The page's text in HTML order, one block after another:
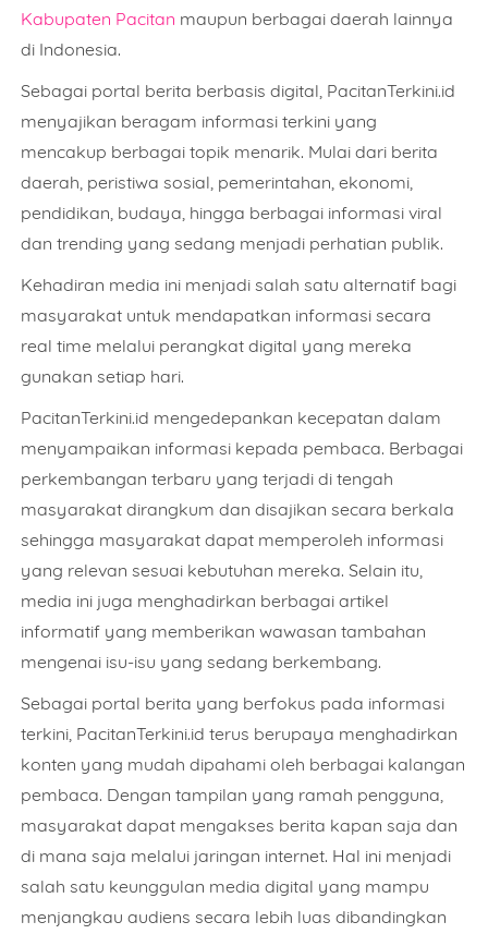
Kabupaten Pacitan maupun berbagai daerah lainnya
di Indonesia.
Sebagai portal berita berbasis digital, PacitanTerkini.id
menyajikan beragam informasi terkini yang
mencakup berbagai topik menarik. Mulai dari berita
daerah, peristiwa sosial, pemerintahan, ekonomi,
pendidikan, budaya, hingga berbagai informasi viral
dan trending yang sedang menjadi perhatian publik.
Kehadiran media ini menjadi salah satu alternatif bagi
masyarakat untuk mendapatkan informasi secara
real time melalui perangkat digital yang mereka
gunakan setiap hari.
PacitanTerkini.id mengedepankan kecepatan dalam
menyampaikan informasi kepada pembaca. Berbagai
perkembangan terbaru yang terjadi di tengah
masyarakat dirangkum dan disajikan secara berkala
sehingga masyarakat dapat memperoleh informasi
yang relevan sesuai kebutuhan mereka. Selain itu,
media ini juga menghadirkan berbagai artikel
informatif yang memberikan wawasan tambahan
mengenai isu-isu yang sedang berkembang.
Sebagai portal berita yang berfokus pada informasi
terkini, PacitanTerkini.id terus berupaya menghadirkan
konten yang mudah dipahami oleh berbagai kalangan
pembaca. Dengan tampilan yang ramah pengguna,
masyarakat dapat mengakses berita kapan saja dan
di mana saja melalui jaringan internet. Hal ini menjadi
salah satu keunggulan media digital yang mampu
menjangkau audiens secara lebih luas dibandingkan